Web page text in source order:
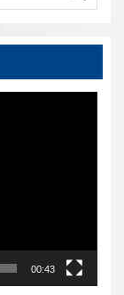
00:43